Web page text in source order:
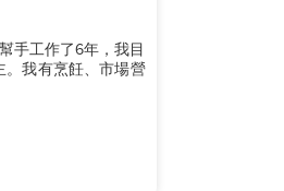
手工作了6年，我目
。我有烹飪、市場營